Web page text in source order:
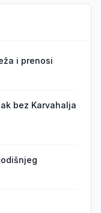
i prenosi
bez Karvahalja